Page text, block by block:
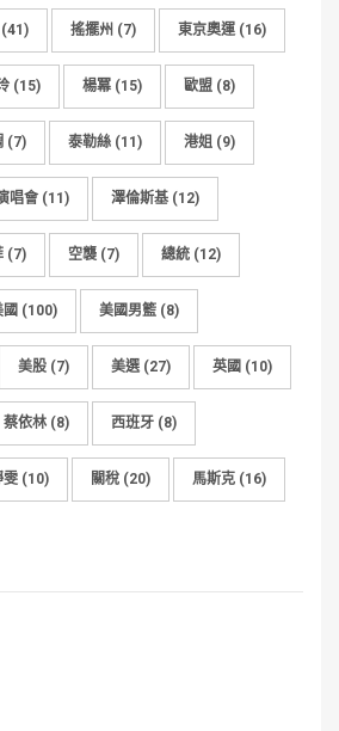
(41) 搖擺州 (7) 東京奧運(16)
(15) 楊冪 (15) 歐盟 (8)
(7) 泰勒絲 (11) 港姐 (9)
唱會 (11) 澤倫斯基 (12)
(7) 空襲 (7) 總統 (12)
(100) 美國男籃 (8)
美股 (7) 美選(27) 英國 (10)
蔡依林 (8) 西班牙 (8)
雯 (10) 關稅 (20) 馬斯克 (16)